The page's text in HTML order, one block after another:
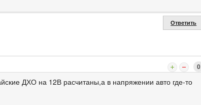
Ответить
0
ДХО на 12В расчитаны,а в напряжении авто где-то